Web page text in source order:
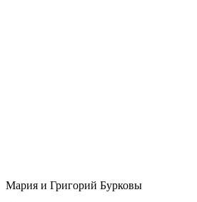
Мария и Григорий Бурковы